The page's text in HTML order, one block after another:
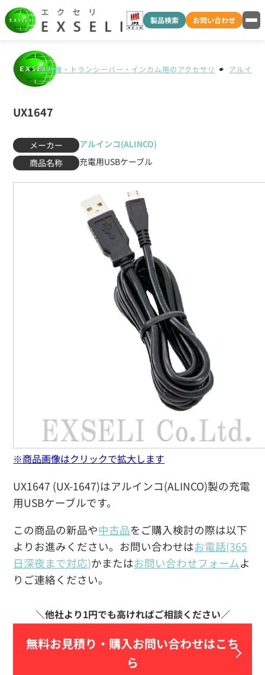
製品検索 お問い合わせ
無線機・トランシーバー・インカム用のアクセサリ アルイン
UX1647
メーカー
アルインコ(ALINCO)
商品名称
充電用USBケーブル
UX1647 (UX-1647)はアルインコ(ALINCO)製の充電
用USBケーブルです。
この商品の新品や中古品をご購入検討の際は以下
よりお進みください。お問い合わせはお電話(365
日深夜まで対応)かまたはお問い合わせフォームよ
りご連絡ください。
無料お見積り・ 購入お問い合わせはこち
ら
※商品画像はクリックで拡大します